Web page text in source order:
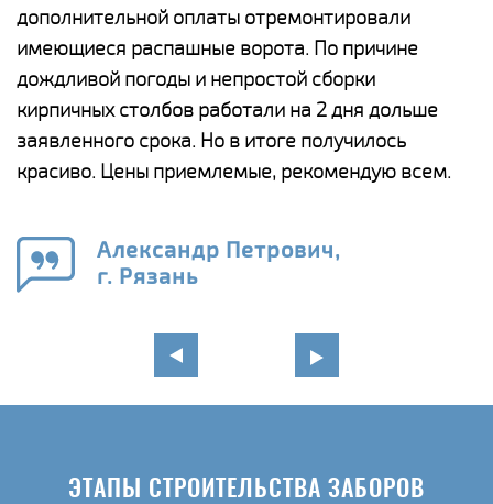
дополнительной оплаты отремонтировали
имеющиеся распашные ворота. По причине
дождливой погоды и непростой сборки
кирпичных столбов работали на 2 дня дольше
заявленного срока. Но в итоге получилось
красиво. Цены приемлемые, рекомендую всем.
Александр Петрович,
г. Рязань
ЭТАПЫ СТРОИТЕЛЬСТВА ЗАБОРОВ